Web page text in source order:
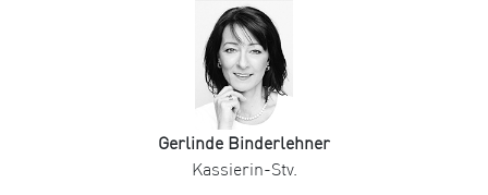
Gerlinde Binderlehner
Kassierin-Stv.